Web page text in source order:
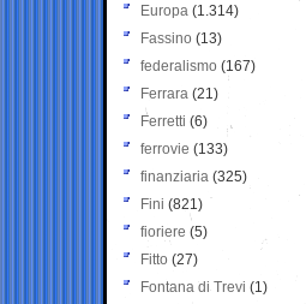
Europa (1.314)
Fassino (13)
federalismo (167)
Ferrara (21)
Ferretti (6)
ferrovie (133)
finanziaria (325)
Fini (821)
fioriere (5)
Fitto (27)
Fontana di Trevi (1)